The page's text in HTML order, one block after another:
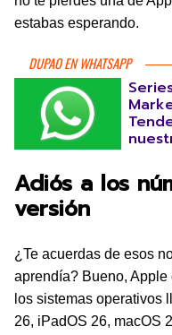
estabas esperando.
DUPAO EN WHATSAPP
Adiós a los
versión
¿Te acuerdas de esos
aprendía? Bueno,
los sistemas operativos
26, iPadOS 26, macOS